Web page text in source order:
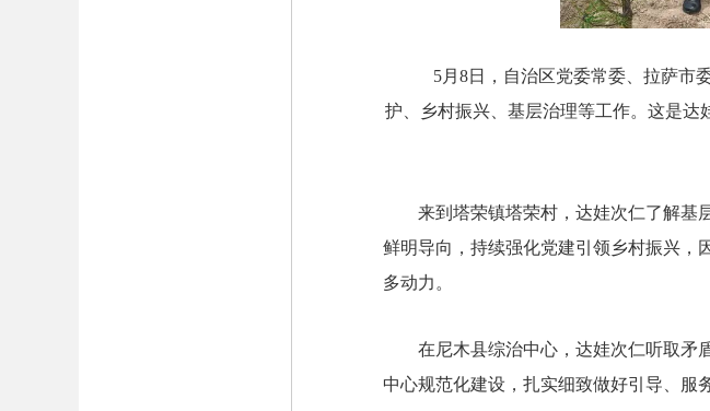
5月8日，自治区党委常委、拉萨市
护、乡村振兴、基层治理等工作。这是
来到塔荣镇塔荣村，达娃次仁了解基
鲜明导向，持续强化党建引领乡村振兴，
多动力。
在尼木县综治中心，达娃次仁听取矛
中心规范化建设，扎实细致做好引导、服